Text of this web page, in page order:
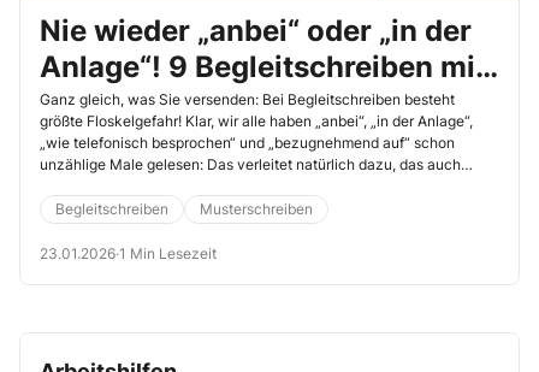
Nie wieder „anbei“ oder „in der
Anlage“! 9 Begleitschreiben mit
Mehrwert
Ganz gleich, was Sie versenden: Bei Begleitschreiben besteht
größte Floskelgefahr! Klar, wir alle haben „anbei“, „in der Anlage“,
„wie telefonisch besprochen“ und „bezugnehmend auf“ schon
unzählige Male gelesen: Das verleitet natürlich dazu, das auch
führen! Unsere neun Musterschreiben zeigen Ihnen, wie Sie Ihre
Begleitschreiben floskelfrei formulieren und ihnen durch eine
persönliche Note Mehrwert verleihen.
Begleitschreiben Musterschreiben
23.01.2026·1 Min Lesezeit